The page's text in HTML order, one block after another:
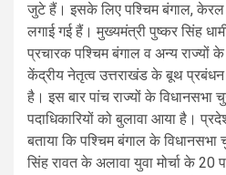
जुटे हैं। इसके लिए पश्चिम बंगाल,
लगाई गई हैं। मुख्यमंत्री पुष्कर सिंह
प्रचारक पश्चिम बंगाल व अन्य राज्यों
केंद्रीय नेतृत्व उत्तराखंड के बूथ
है। इस बार पांच राज्यों के विधानसभा
पदाधिकारियों को बुलावा आया है।
बताया कि पश्चिम बंगाल के विधानसभा
सिंह रावत के अलावा युवा मोर्चा के 20